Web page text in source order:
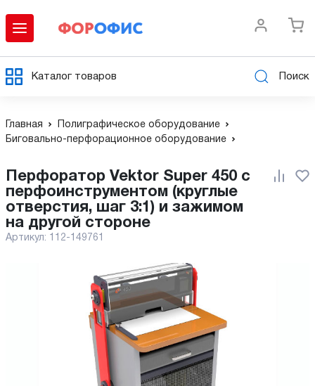
Каталог товаров Поиск
Главная
Полиграфическое оборудование
Биговально-перфорационное оборудование
перфоинструментом (круглые
отверстия, шаг 3:1) и зажимом
на другой стороне
Артикул: 112-149761